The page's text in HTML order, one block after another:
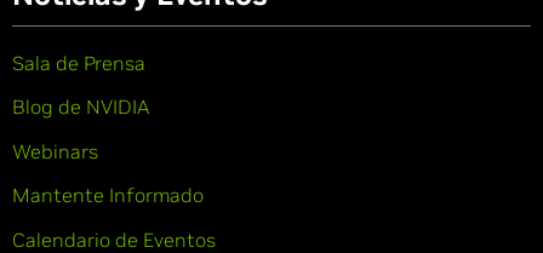
Sala de Prensa
Blog de NVIDIA
Webinars
Mantente Informado
Calendario de Eventos